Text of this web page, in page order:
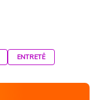
ENTRETÊ